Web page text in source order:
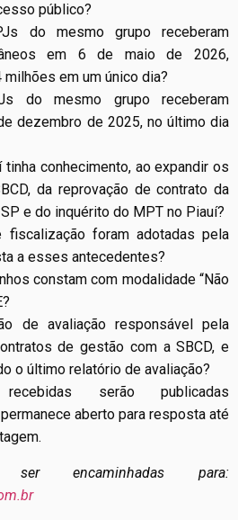
público?
do mesmo grupo receberam
em 6 de maio de 2026,
em um único dia?
do mesmo grupo receberam
dezembro de 2025, no último dia
conhecimento, ao expandir os
da reprovação de contrato da
e do inquérito do MPT no Piauí?
fiscalização foram adotadas pela
a esses antecedentes?
constam com modalidade “Não
de avaliação responsável pela
de gestão com a SBCD, e
o último relatório de avaliação?
serão publicadas
aberto para resposta até
ser encaminhadas para: